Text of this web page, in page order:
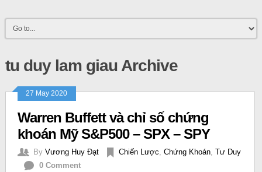
tu duy lam giau Archive
27 May 2020
Warren Buffett và chỉ số chứng
khoán Mỹ S&P500 – SPX – SPY
By Vương Huy Đạt Chiến Lược Chứng Khoán, Tư Duy
0 Comment